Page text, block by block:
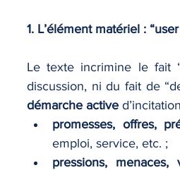
1. L’élément matériel :
Le texte incrimine le fait
démarche active
promesses, offres,
emploi, service, etc. ;
pressions,